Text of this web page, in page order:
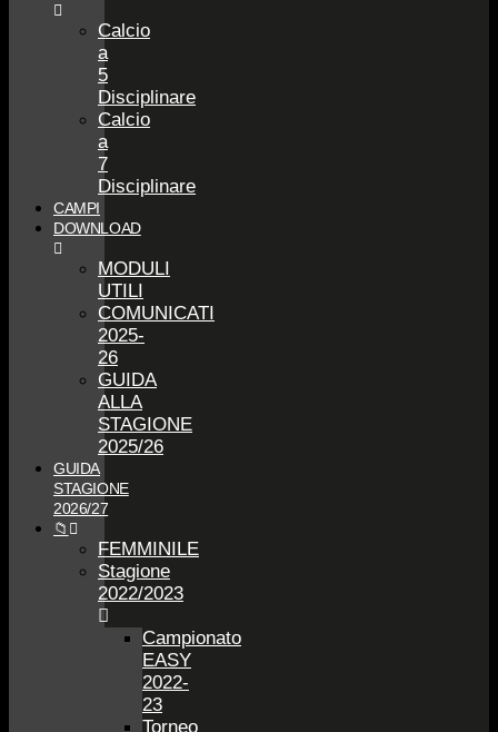
Calcio
a
5
Disciplinare
Calcio
a
7
Disciplinare
CAMPI
DOWNLOAD
MODULI
UTILI
COMUNICATI
2025-
26
GUIDA
ALLA
STAGIONE
2025/26
GUIDA
STAGIONE
2026/27
📁
FEMMINILE
Stagione
2022/2023
Campionato
EASY
2022-
23
Torneo